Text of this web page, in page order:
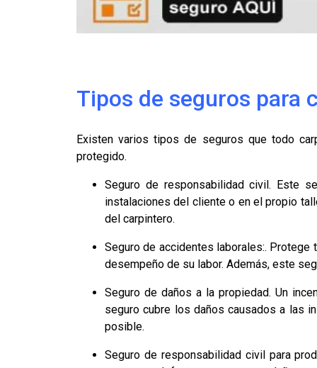
Tipos de seguros para
Existen varios tipos de seguros que todo
protegido.
Seguro de responsabilidad civil. Este
instalaciones del cliente o en el propio
del carpintero.
Seguro de accidentes laborales:.
desempeño de su labor. Además, este
Seguro de daños a la propiedad. Un
seguro cubre los daños causados a las
posible.
Seguro de responsabilidad civil para